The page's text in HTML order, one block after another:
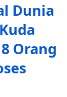
Dunia
Orang